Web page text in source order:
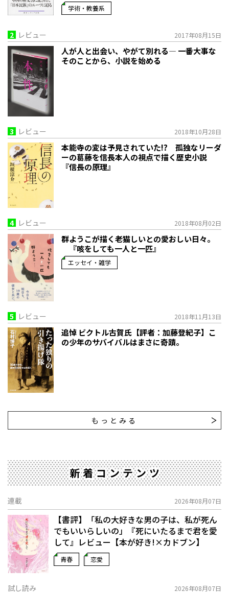
学術・教養系
2 レビュー 2017年08月15日
人が人と出会い、やがて別れる― 一番大事な
そのことから、小説を始める
3 レビュー 2018年10月28日
本能寺の変は予見されていた!? 孤独なリーダ
ーの葛藤を信長本人の視点で描く歴史小説
『信長の原理』
4 レビュー 2018年08月02日
群ようこが描く老猫しいとの愛おしい日々。
『咳をしても一人と一匹』
エッセイ・雑学
5 レビュー 2018年11月13日
追悼 ビクトル古賀氏【評者：加藤登紀子】こ
の少年のサバイバルはまさに奇蹟。
もっとみる
新着コンテンツ
連載 2026年08月07日
【書評】「私の大好きな男の子は、私が死ん
でもいいらしいの」――『死にいたるまで君を愛
して』レビュー【本が好き!×カドブン】
青春 恋愛
試し読み 2026年08月07日